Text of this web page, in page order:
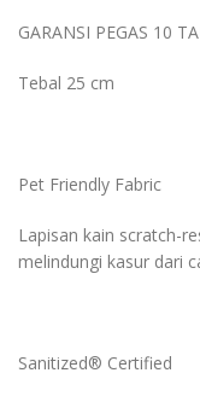
GARANSI PEGAS 10
Tebal 25 cm
Pet Friendly Fabric
Lapisan kain scratch-
melindungi kasur dari
Sanitized® Certified